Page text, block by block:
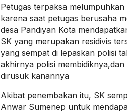
Petugas terpaksa
karena saat petugas berusaha
desa Pandiyan Kota
SK yang merupakan residivis
yang sempat di lepaskan polisi
akhirnya polisi
dirusuk kanannya
Akibat penembakan itu, SK
Anwar Sumenep untuk